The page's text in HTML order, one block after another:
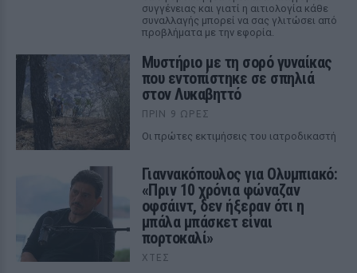
συγγένειας και γιατί η αιτιολογία κάθε
συναλλαγής μπορεί να σας γλιτώσει από
προβλήματα με την εφορία.
Μυστήριο με τη σορό γυναίκας
που εντοπίστηκε σε σπηλιά
στον Λυκαβηττό
ΠΡΙΝ 9 ΏΡΕΣ
Οι πρώτες εκτιμήσεις του ιατροδικαστή
Γιαννακόπουλος για Ολυμπιακό:
«Πριν 10 χρόνια φώναζαν
οφσάιντ, δεν ήξεραν ότι η
μπάλα μπάσκετ είναι
πορτοκαλί»
ΧΤΕΣ